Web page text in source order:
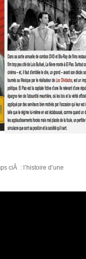
ciÂ : l’histoire d’une